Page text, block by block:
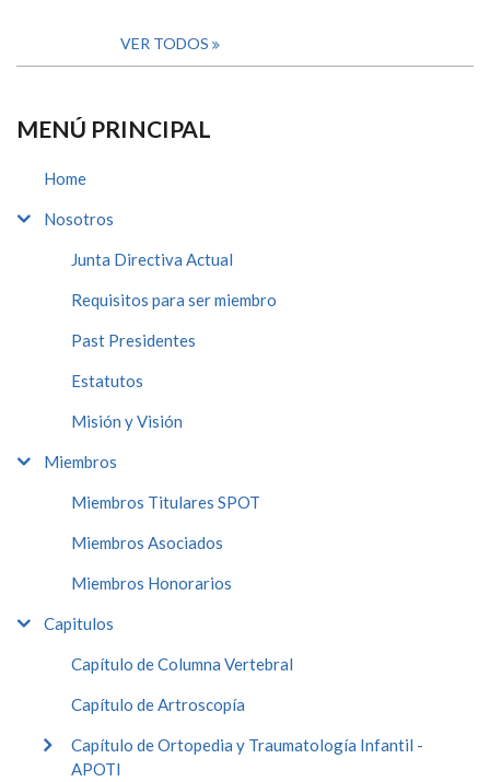
VER TODOS
MENÚ PRINCIPAL
Home
Nosotros
Junta Directiva Actual
Requisitos para ser miembro
Past Presidentes
Estatutos
Misión y Visión
Miembros
Miembros Titulares SPOT
Miembros Asociados
Miembros Honorarios
Capitulos
Capítulo de Columna Vertebral
Capítulo de Artroscopía
Capítulo de Ortopedia y Traumatología Infantil -
APOTI